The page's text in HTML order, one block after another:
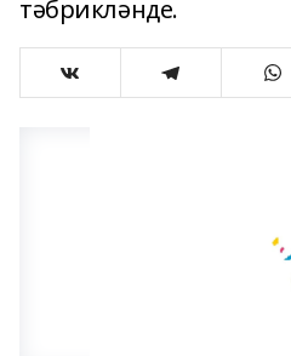
тәбрикләнде.